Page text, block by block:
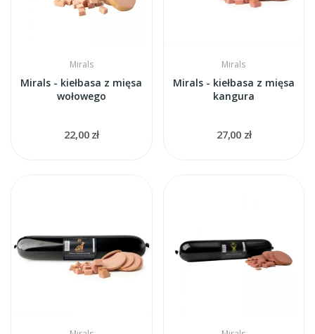
Mirals
Mirals - kiełbasa z mięsa
wołowego
22,00 zł
Mirals
Mirals - kiełbasa z mięsa
kangura
27,00 zł